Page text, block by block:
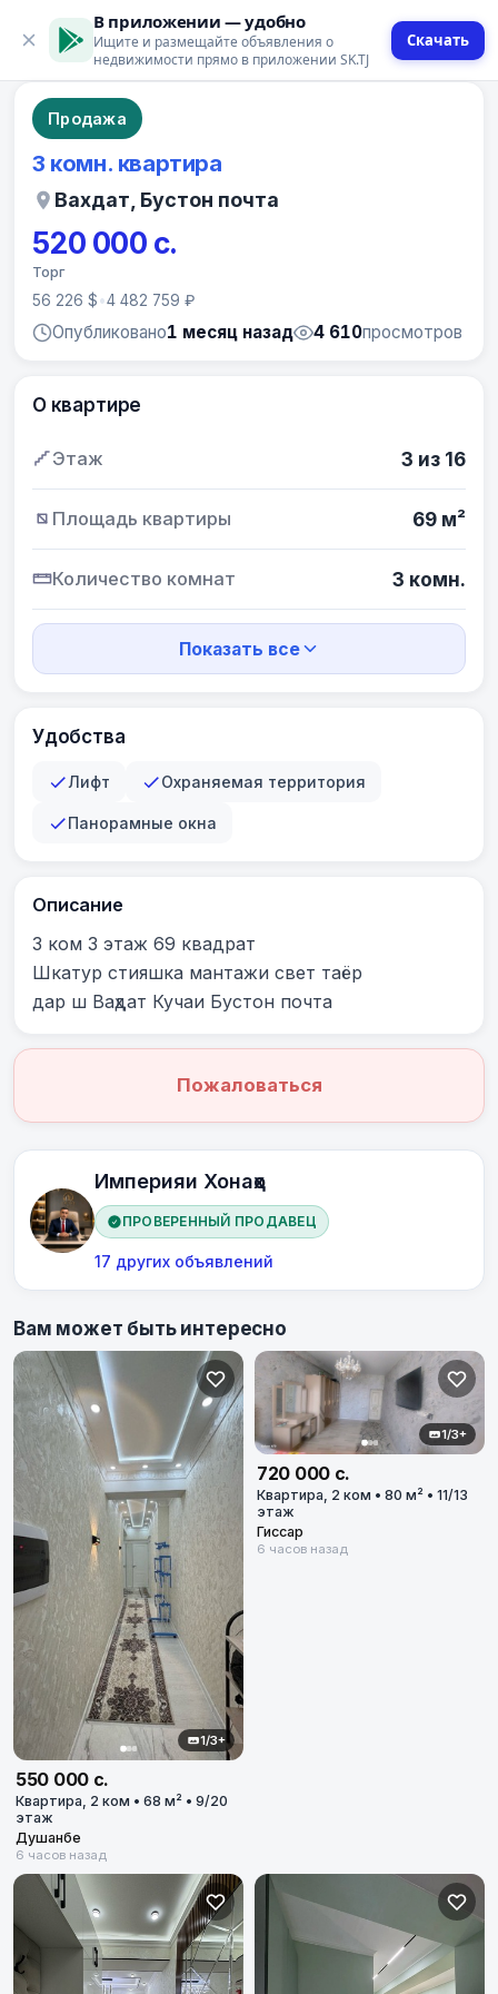
В приложении — удобно
Ищите и размещайте объявления о
недвижимости прямо в приложении SK.TJ
Скачать
8 фото
Продажа
3 комн. квартира
Вахдат, Бустон почта
520 000 с.
Торг
56 226 $•4 482 759 ₽
Опубликовано1 месяц назад 4 610просмотров
О квартире
Этаж 3 из 16
Площадь квартиры 69 м²
Количество комнат 3 комн.
Показать все
Удобства
Лифт Охраняемая территория
Панорамные окна
Описание
3 ком 3 этаж 69 квадрат
Шкатур стияшка мантажи свет таёр
дар ш Ваҳдат Кучаи Бустон почта
Пожаловаться
Империяи Хонаҳо
ПРОВЕРЕННЫЙ ПРОДАВЕЦ
17 других объявлений
Вам может быть интересно
1/3+
550 000 с.
Квартира, 2 ком • 68 м² • 9/20
этаж
Душанбе
6 часов назад
1/3+
720 000 с.
Квартира, 2 ком • 80 м² • 11/13
этаж
Гиссар
6 часов назад